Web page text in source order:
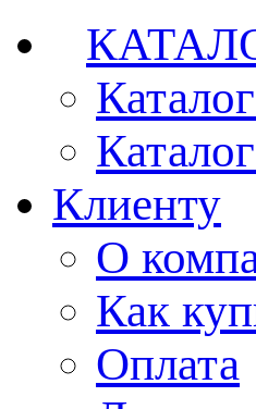
Клиенту
О
Как
Оплата